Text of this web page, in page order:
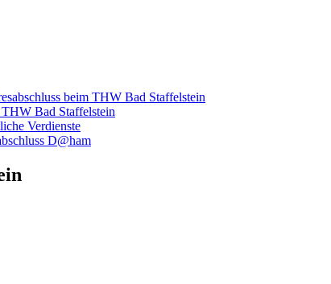
beim THW Bad Staffelstein
THW Bad Staffelstein
Verdienste
D@ham